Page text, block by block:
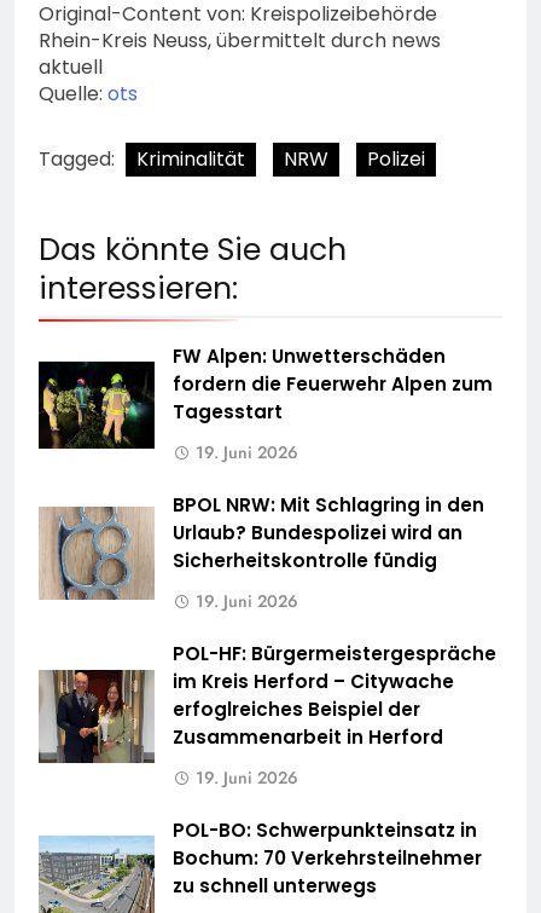
Original-Content von: Kreispolizeibehörde
Rhein-Kreis Neuss, übermittelt durch news
aktuell
Quelle: ots
Tagged: Kriminalität NRW Polizei
Das könnte Sie auch
interessieren:
FW Alpen: Unwetterschäden
fordern die Feuerwehr Alpen zum
Tagesstart
19. Juni 2026
BPOL NRW: Mit Schlagring in den
Urlaub? Bundespolizei wird an
Sicherheitskontrolle fündig
19. Juni 2026
POL-HF: Bürgermeistergespräche
im Kreis Herford – Citywache
erfoglreiches Beispiel der
Zusammenarbeit in Herford
19. Juni 2026
POL-BO: Schwerpunkteinsatz in
Bochum: 70 Verkehrsteilnehmer
zu schnell unterwegs